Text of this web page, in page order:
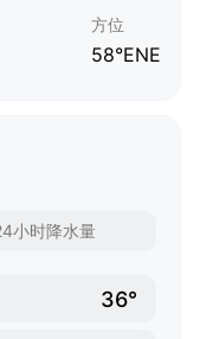
方位
58°ENE
小时降水量
36°